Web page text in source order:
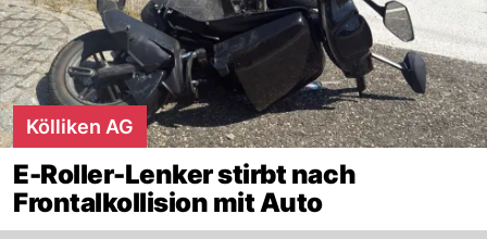
Kölliken AG
E-Roller-Lenker stirbt nach
Frontalkollision mit Auto